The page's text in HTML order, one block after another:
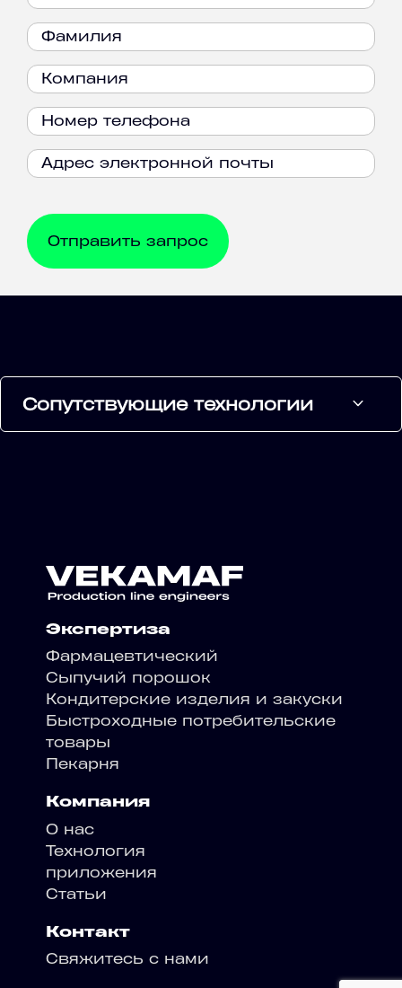
Сопутствующие технологии
Экспертиза
Фармацевтический
Сыпучий порошок
Кондитерские изделия и закуски
Быстроходные потребительские
товары
Пекарня
Компания
О нас
Технология
приложения
Статьи
Контакт
Свяжитесь с нами